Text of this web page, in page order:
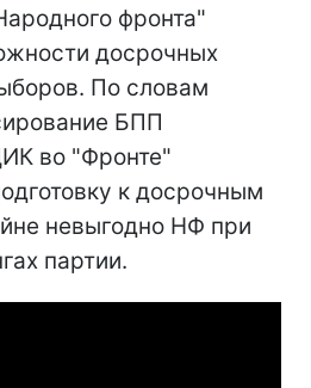
фронта"
досрочных
По словам
БПП
во "Фронте"
к досрочным
невыгодно НФ при
партии.